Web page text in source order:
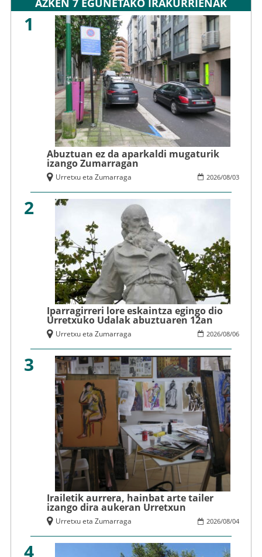
AZKEN 7 EGUNETAKO IRAKURRIENAK
1
Abuztuan ez da aparkaldi mugaturik
izango Zumarragan
2026/08/03
Urretxu eta Zumarraga
2
Iparragirreri lore eskaintza egingo dio
Urretxuko Udalak abuztuaren 12an
2026/08/06
Urretxu eta Zumarraga
3
Irailetik aurrera, hainbat arte tailer
izango dira aukeran Urretxun
2026/08/04
Urretxu eta Zumarraga
4